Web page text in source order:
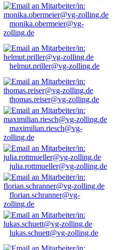
monika.obermeier@vg-
zolling.de
helmut.priller@vg-zolling.de
thomas.reiser@vg-zolling.de
maximilian.riesch@vg-
zolling.de
julia.rottmueller@vg-zolling.de
florian.schranner@vg-
zolling.de
lukas.schuett@vg-zolling.de